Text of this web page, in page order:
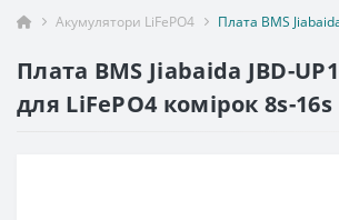
Акумулятори LiFePO4 Плата BMS
Плата BMS Jiabaida JBD-
для LiFePO4 комірок 8s-16s